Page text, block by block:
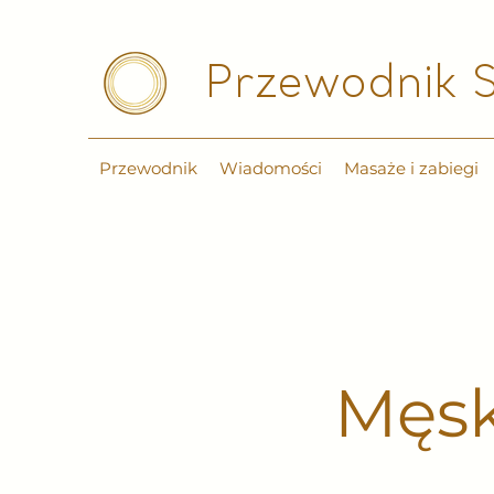
Przewodnik
Przewodnik Wiadomości Masaże i zabiegi